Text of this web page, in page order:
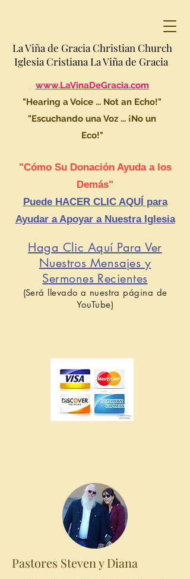
La Viña de Gracia Christian Church
Iglesia Cristiana La Viña de Gracia
www.LaVinaDeGracia.com
"Hearing a Voice ... Not an Echo!"
"Escuchando una Voz ... ¡No un
Eco!"
"Cómo Su Donación Ayuda a los
Demás"
Puede HACER CLIC AQUÍ para
Ayudar a Apoyar a Nuestra Iglesia
Haga Clic Aquí Para Ver
Nuestros Mensajes y
Sermones Recientes
(Será llevado a nuestra página de
YouTube)
Pastores Steven y Diana